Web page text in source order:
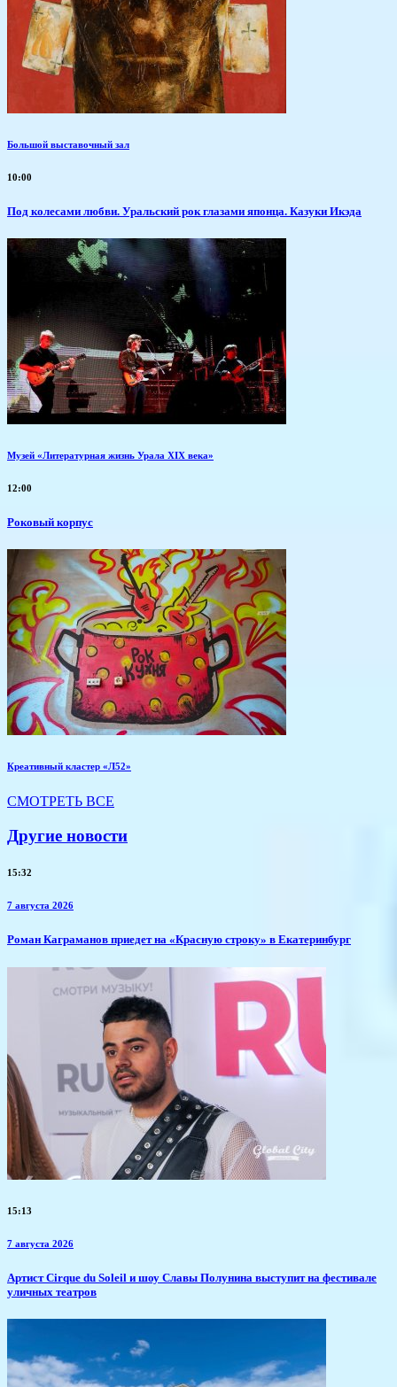
Большой выставочный зал
10:00
Под колесами любви. Уральский рок глазами японца. Казуки Икэда
Музей «Литературная жизнь Урала XIX века»
12:00
Роковый корпус
Креативный кластер «Л52»
СМОТРЕТЬ ВСЕ
Другие новости
15:32
7 августа 2026
​Роман Каграманов приедет на «Красную строку» в Екатеринбург
15:13
7 августа 2026
Артист Cirque du Soleil и шоу Славы Полунина выступит на фестивале
уличных театров